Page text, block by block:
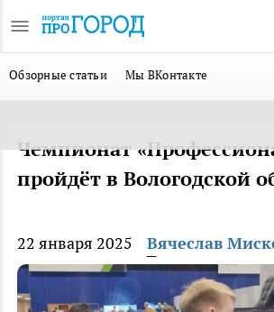
Обзорные статьи Мы ВКонтакте
Чемпионат
пройдёт в Вологодской
22 января 2025 Вячеслав